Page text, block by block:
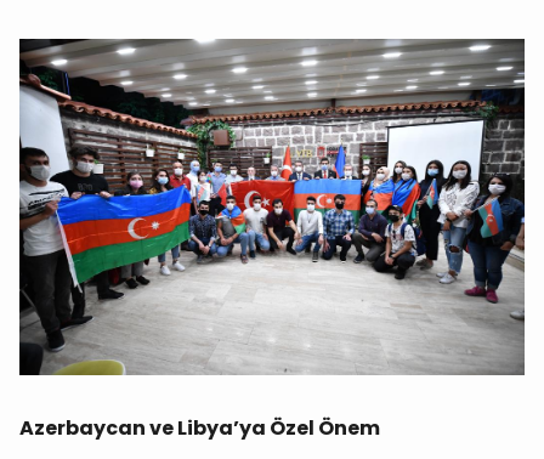
Azerbaycan ve Libya’ya Özel Önem